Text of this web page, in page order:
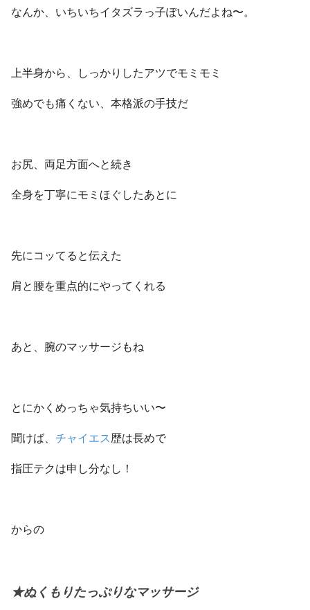
なんか、いちいちイタズラっ子ぽいんだよね〜。
上半身から、しっかりしたアツでモミモミ
強めでも痛くない、本格派の手技だ
お尻、両足方面へと続き
全身を丁寧にモミほぐしたあとに
先にコッてると伝えた
肩と腰を重点的にやってくれる
あと、腕のマッサージもね
とにかくめっちゃ気持ちいい〜
聞けば、 チャイエス 歴は長めで
指圧テクは申し分なし！
からの
★ぬくもりたっぷりなマッサージ